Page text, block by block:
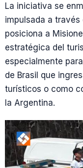
La iniciativa se
impulsada a través
posiciona a
estratégica del
especialmente
de Brasil que
turísticos o como
la Argentina.